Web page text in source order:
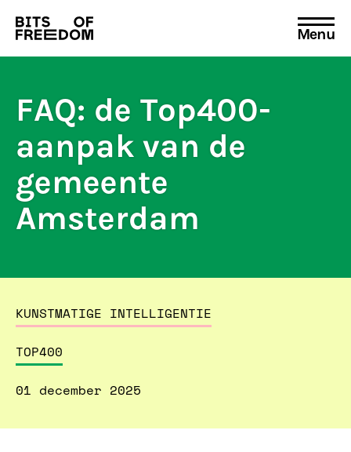
Search
for:
Menu
FAQ: de Top400-
aanpak van de
gemeente
Amsterdam
KUNSTMATIGE INTELLIGENTIE
TOP400
01 december 2025